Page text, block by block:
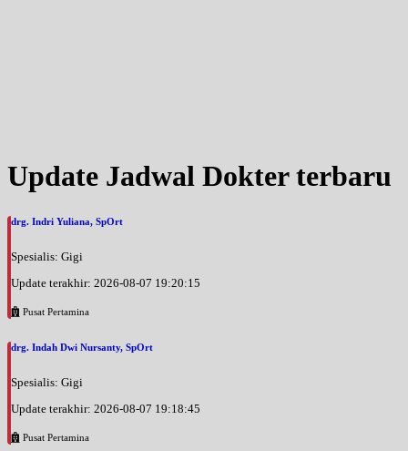
Update Jadwal Dokter terbaru
drg. Indri Yuliana, SpOrt
Spesialis: Gigi
Update terakhir: 2026-08-07 19:20:15
Pusat Pertamina
drg. Indah Dwi Nursanty, SpOrt
Spesialis: Gigi
Update terakhir: 2026-08-07 19:18:45
Pusat Pertamina